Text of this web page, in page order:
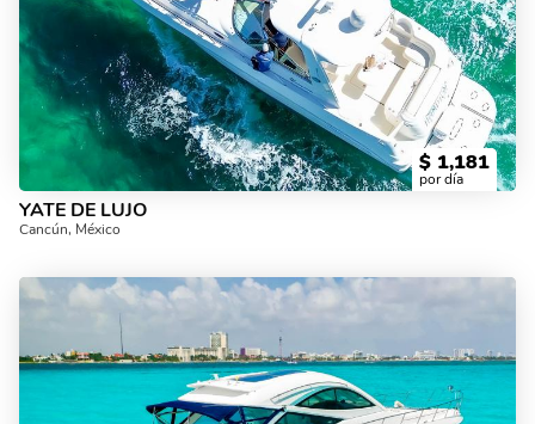
$ 1,181
por día
YATE DE LUJO
Cancún, México